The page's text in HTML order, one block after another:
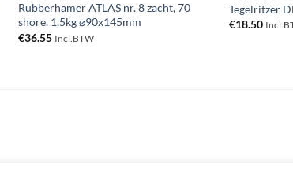
Rubberhamer ATLAS nr. 8 zacht, 70
shore. 1,5kg ⌀90x145mm
€36.55 Incl.BTW
Tegelritzer
€18.50